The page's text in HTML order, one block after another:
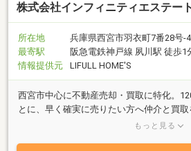
株式会社インフィニティエステート
所在地
兵庫県西宮市羽衣町7番28号-
最寄駅
阪急電鉄神戸線 夙川駅 徒歩1
情報提供元
LIFULL HOME'S
西宮市中心に不動産売却・買取に特化。
とに、早く確実に売りたい方へ仲介と買
安心対応。未公開・水面下情報は【イン
もっと見る